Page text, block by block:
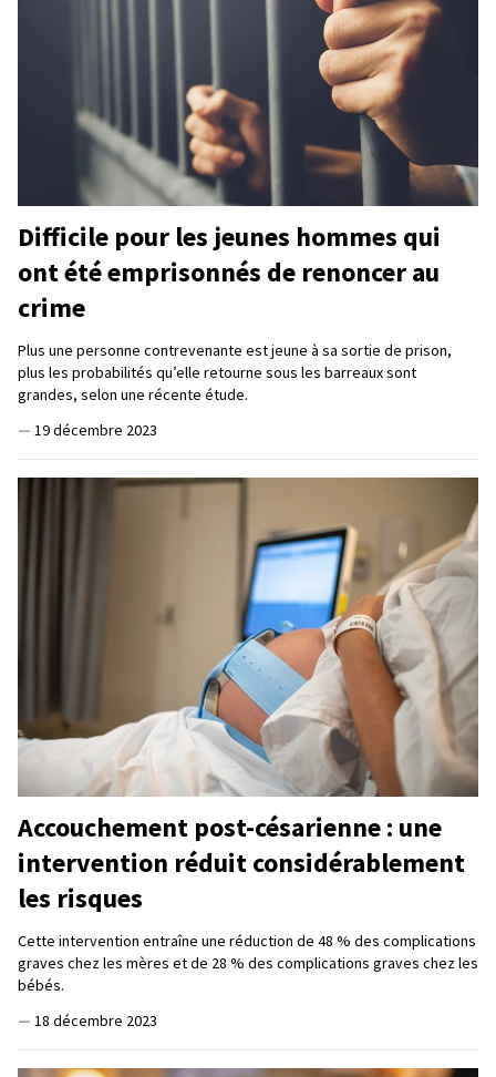
Difficile pour les jeunes hommes qui
ont été emprisonnés de renoncer au
crime
Plus une personne contrevenante est jeune à sa sortie de prison,
plus les probabilités qu’elle retourne sous les barreaux sont
grandes, selon une récente étude.
— 19 décembre 2023
Accouchement post-césarienne : une
intervention réduit considérablement
les risques
Cette intervention entraîne une réduction de 48 % des complications
graves chez les mères et de 28 % des complications graves chez les
bébés.
— 18 décembre 2023